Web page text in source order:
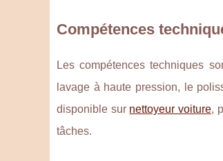
Compétences
Les compétences techniques
lavage à haute pression, le
disponible sur nettoyeur voiture,
tâches.